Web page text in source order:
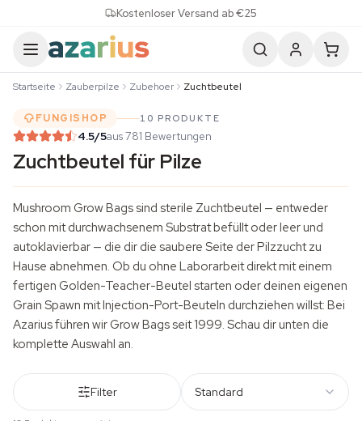
Kostenloser Versand ab €25
Startseite Zauberpilze Zubehoer Zuchtbeutel
FUNGISHOP 10 PRODUKTE
4.5/5aus 781 Bewertungen
Zuchtbeutel für Pilze
Mushroom Grow Bags sind sterile Zuchtbeutel — entweder
schon mit durchwachsenem Substrat befüllt oder leer und
autoklavierbar — die dir die saubere Seite derPilzzuchtzu
Hause abnehmen. Ob du ohne Laborarbeit direkt mit einem
fertigen Golden-Teacher-Beutel starten oder deinen eigenen
Grain Spawn mit Injection-Port-Beuteln durchziehen willst: Bei
Azarius führen wir Grow Bags seit 1999. Schau dir unten die
komplette Auswahl an.
Filter Standard